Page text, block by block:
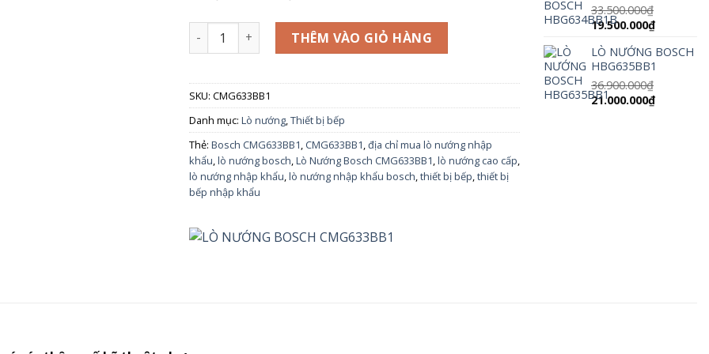
LÒ NƯỚNG BOSCH CMG633BB1 số lượng
THÊM VÀO GIỎ HÀNG
SKU: CMG633BB1
Danh mục: Lò nướng,Thiết bị bếp
Thẻ: Bosch CMG633BB1, CMG633BB1,địa chỉ mua lò nướng nhập
khẩu,lò nướng bosch,Lò Nướng Bosch CMG633BB1,lò nướng cao cấp,
lò nướng nhập khẩu,lò nướng nhập khẩu bosch,thiết bị bếp,thiết bị
bếp nhập khẩu
33.500.000₫
Giá
là:
33.500.000₫.
19.500.000₫Giá
tại
LÒ NƯỚNG BOSCH
HBG635BB1
36.900.000₫
Giá
21.000.000₫Giá